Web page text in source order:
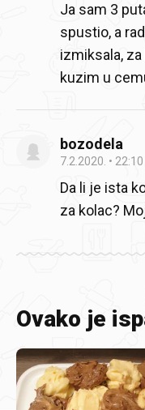
Ja sam 3
spustio, a
izmiksala,
kuzim u
bozodela
7.2.2020. 22:10
Da li je ista
za kolac?
Ovako je